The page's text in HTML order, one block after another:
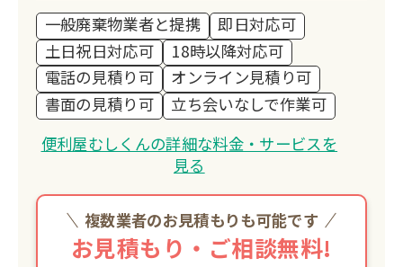
一般廃棄物業者と提携
即日対応可
土日祝日対応可
18時以降対応可
電話の見積り可
オンライン見積り可
書面の見積り可
立ち会いなしで作業可
便利屋むしくんの詳細な料金・サービスを
見る
複数業者のお見積もりも可能です
お見積もり・ご相談無料!